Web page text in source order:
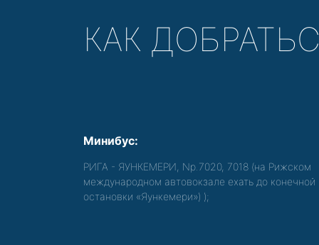
КАК
Минибус:
РИГА - ЯУНКЕМЕРИ, Nр.7020, 7018 (на Рижском
международном автовокзале ехать до конечной
остановки «Яункемери») );